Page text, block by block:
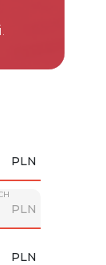
PLN
PLN
PLN